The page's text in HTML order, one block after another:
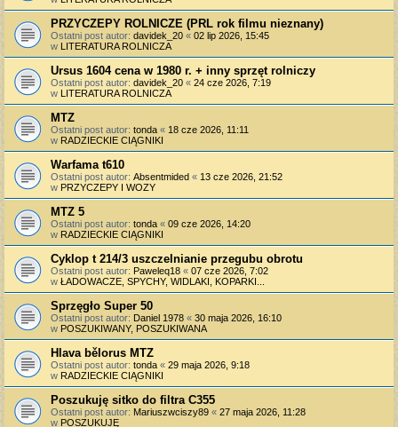
PRZYCZEPY ROLNICZE (PRL rok filmu nieznany)
Ostatni post autor: davidek_20 « 02 lip 2026, 15:45
w LITERATURA ROLNICZA
Ursus 1604 cena w 1980 r. + inny sprzęt rolniczy
Ostatni post autor: davidek_20 « 24 cze 2026, 7:19
w LITERATURA ROLNICZA
MTZ
Ostatni post autor: tonda « 18 cze 2026, 11:11
w RADZIECKIE CIĄGNIKI
Warfama t610
Ostatni post autor: Absentmided « 13 cze 2026, 21:52
w PRZYCZEPY I WOZY
MTZ 5
Ostatni post autor: tonda « 09 cze 2026, 14:20
w RADZIECKIE CIĄGNIKI
Cyklop t 214/3 uszczelnianie przegubu obrotu
Ostatni post autor: Paweleq18 « 07 cze 2026, 7:02
w ŁADOWACZE, SPYCHY, WIDLAKI, KOPARKI...
Sprzęgło Super 50
Ostatni post autor: Daniel 1978 « 30 maja 2026, 16:10
w POSZUKIWANY, POSZUKIWANA
Hlava bělorus MTZ
Ostatni post autor: tonda « 29 maja 2026, 9:18
w RADZIECKIE CIĄGNIKI
Poszukuję sitko do filtra C355
Ostatni post autor: Mariuszwciszy89 « 27 maja 2026, 11:28
w POSZUKUJĘ